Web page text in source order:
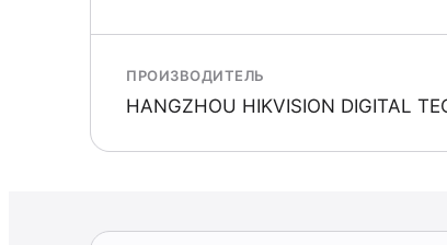
ПРОИЗВОДИТЕЛЬ
HANGZHOU HIKVISION DIGITAL